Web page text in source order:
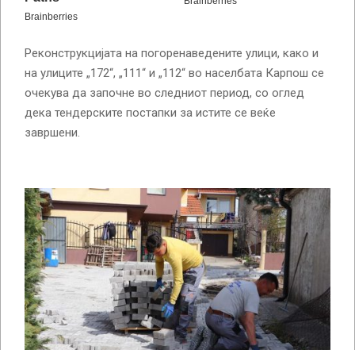
Реконструкцијата на погоренаведените улици, како и
на улиците „172“, „111“ и „112“ во населбата Карпош се
очекува да започне во следниот период, со оглед
дека тендерските постапки за истите се веќе
завршени.